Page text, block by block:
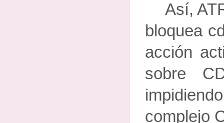
Así,
bloquea
acción
sobre
complejo